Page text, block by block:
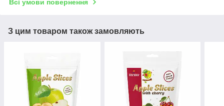
Всі умови повернення
З цим товаром також замовляють